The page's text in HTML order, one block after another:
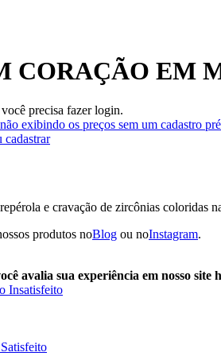
CORAÇÃO EM
precisa fazer login.
exibindo os preços sem um cadastro
cadastrar
e cravação de zircônias coloridas
produtos noBlog ou noInstagram.
avalia sua experiência em nosso site
Insatisfeito